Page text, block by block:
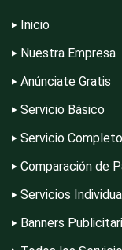
Inicio
Nuestra Empresa
Anúnciate Gratis
Servicio Básico
Servicio Completo
Comparación de
Servicios
Banners